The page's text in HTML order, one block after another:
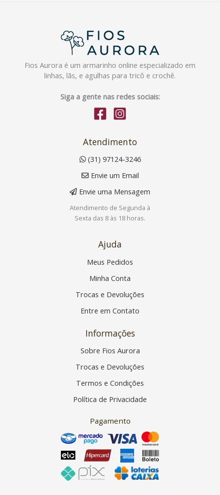
Fios Aurora é um armarinho online especializado em
linhas, lãs, e agulhas para tricô e crochê.
Siga a gente nas redes sociais:
Atendimento
(31) 97124-3246
Envie um Email
Envie uma Mensagem
Atendimento de Segunda à
Sexta das 8 às 18 horas.
Ajuda
Meus Pedidos
Minha Conta
Trocas e Devoluções
Entre em Contato
Informações
Sobre Fios Aurora
Trocas e Devoluções
Termos e Condições
Política de Privacidade
Pagamento